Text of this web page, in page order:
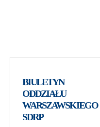
BIULETYN
ODDZIAŁU
WARSZAWSKIEGO
SDRP